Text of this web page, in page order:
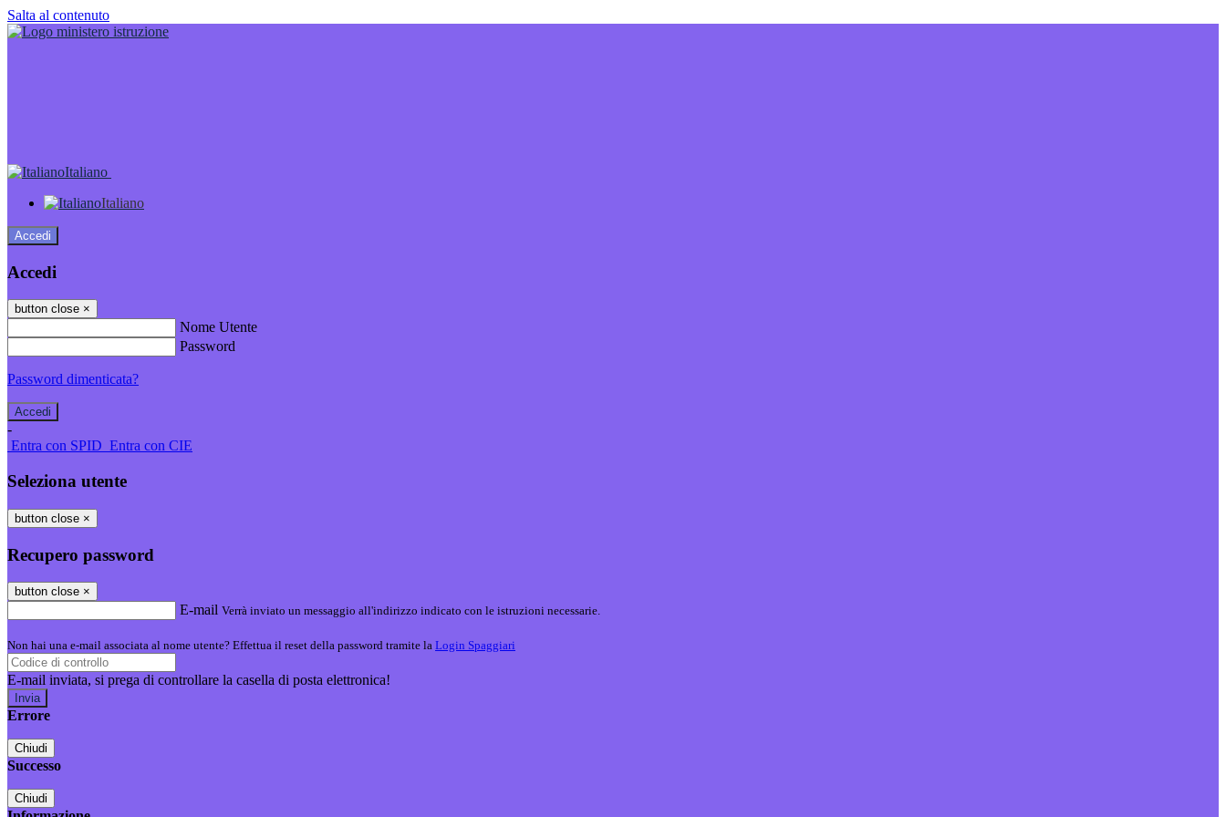
Salta al contenuto
Italiano
Italiano
Accedi
Accedi
button close ×
Nome Utente
Password
Password dimenticata?
-
Entra con SPID Entra con CIE
Seleziona utente
button close ×
Recupero password
button close ×
E-mail Verrà inviato un messaggio all'indirizzo indicato con le istruzioni necessarie.
Non hai una e-mail associata al nome utente? Effettua il reset della password tramite la Login Spaggiari
E-mail inviata, si prega di controllare la casella di posta elettronica!
Errore
Chiudi
Successo
Chiudi